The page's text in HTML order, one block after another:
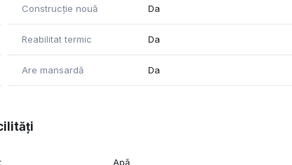
Construcție nouă Da
Reabilitat termic Da
Are mansardă Da
Apă